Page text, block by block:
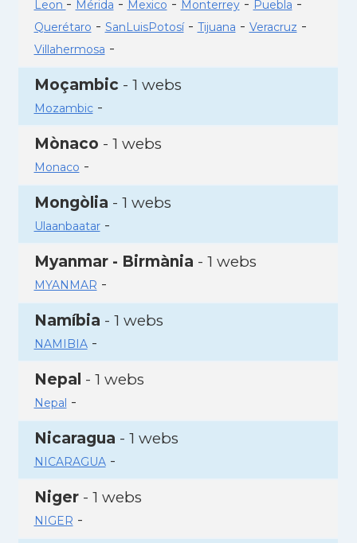
Leon Mérida Mexico Monterrey Puebla
Querétaro - SanLuisPotosí- Tijuana - Veracruz -
Villahermosa -
Moçambic - 1 webs
Mozambic-
Mònaco - 1 webs
Monaco -
Mongòlia - 1 webs
Ulaanbaatar-
Myanmar - Birmània - 1 webs
MYANMAR -
Namíbia - 1 webs
NAMIBIA-
Nepal - 1 webs
Nepal -
Nicaragua - 1 webs
NICARAGUA-
Niger- 1 webs
NIGER -